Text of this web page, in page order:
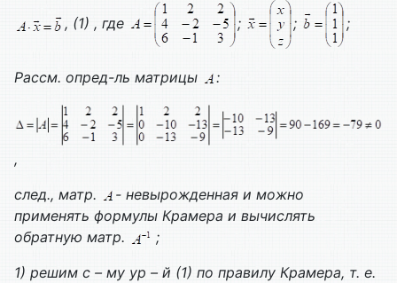
, (1) , где ; ; ;
Рассм. опред-ль матрицы :
,
след., матр.
- невырожденная и можно
применять формулы Крамера и вычислять
обратную матр.
;
1) решим с – му ур – й (1) по правилу Крамера, т. е.